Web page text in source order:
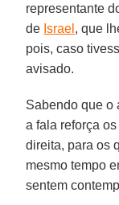
representante
de Israel , que
pois, caso
avisado.
Sabendo que o
a fala reforça
direita, para os
mesmo tempo
sentem